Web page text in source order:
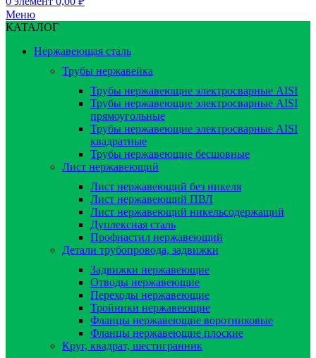
Меню
КАТАЛОГ
Нержавеющая сталь
Трубы нержавейка
Трубы нержавеющие электросварные AISI
Трубы нержавеющие электросварные AISI
прямоугольные
Трубы нержавеющие электросварные AISI
квадратные
Трубы нержавеющие бесшовные
Лист нержавеющий
Лист нержавеющий без никеля
Лист нержавеющий ПВЛ
Лист нержавеющий никельсодержащий
Дуплексная сталь
Профнастил нержавеющий
Детали трубопровода, задвижки
Задвижки нержавеющие
Отводы нержавеющие
Переходы нержавеющие
Тройники нержавеющие
Фланцы нержавеющие воротниковые
Фланцы нержавеющие плоские
Круг, квадрат, шестигранник